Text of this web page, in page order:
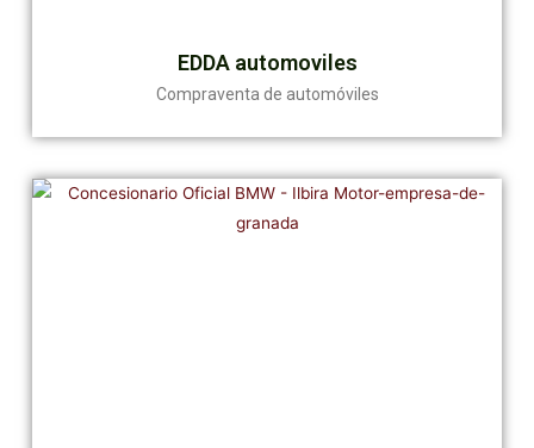
EDDA automoviles
Compraventa de automóviles